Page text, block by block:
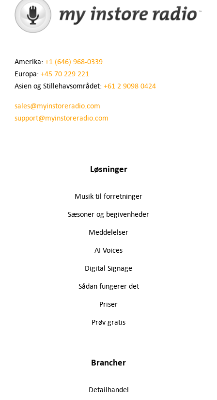
Amerika: +1 (646) 968-0339
Europa: +45 70 229 221
Asien og Stillehavsområdet: +61 2 9098 0424
sales@myinstoreradio.com
support@myinstoreradio.com
Løsninger
Musik til forretninger
Sæsoner og begivenheder
Meddelelser
AI Voices
Digital Signage
Sådan fungerer det
Priser
Prøv gratis
Brancher
Detailhandel